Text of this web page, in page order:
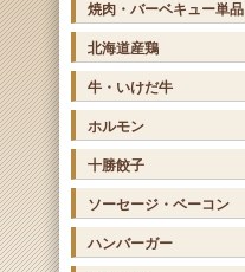
焼肉・バーベキュー単品
北海道産鶏
牛・いけだ牛
ホルモン
十勝餃子
ソーセージ・ベーコン
ハンバーガー